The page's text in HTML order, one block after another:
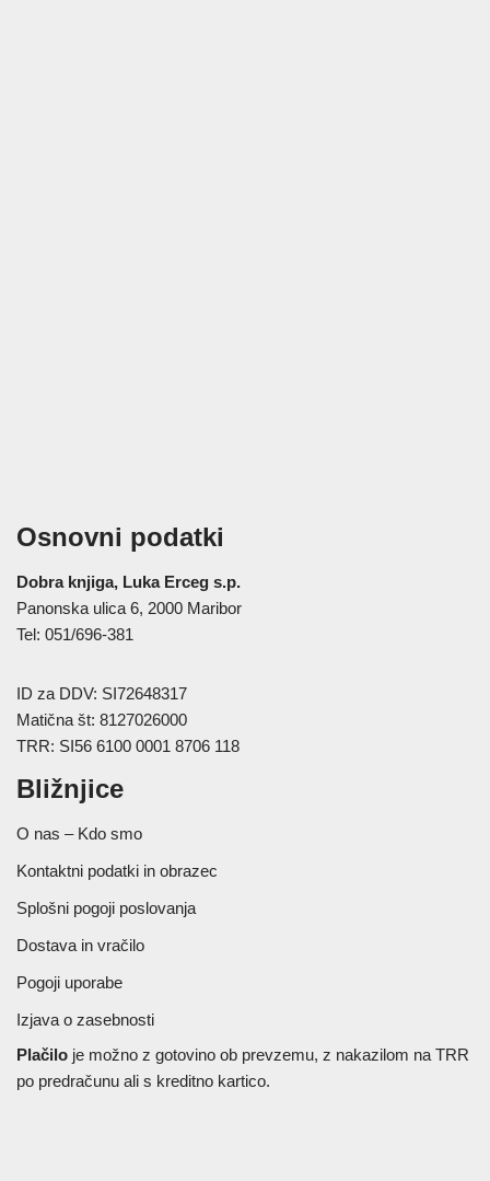
Osnovni podatki
Dobra knjiga, Luka Erceg s.p.
Panonska ulica 6, 2000 Maribor
Tel: 051/696-381
ID za DDV: SI72648317
Matična št: 8127026000
TRR: SI56 6100 0001 8706 118
Bližnjice
O nas – Kdo smo
Kontaktni podatki in obrazec
Splošni pogoji poslovanja
Dostava in vračilo
Pogoji uporabe
Izjava o zasebnosti
Plačilo je možno z gotovino ob prevzemu, z nakazilom na TRR
po predračunu ali s kreditno kartico.